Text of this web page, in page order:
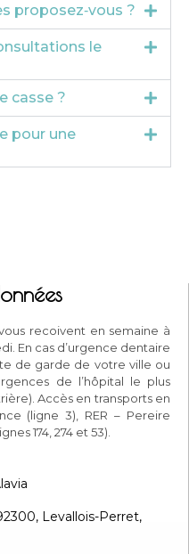
proposez‑vous ?
le
casse ?
pour une
recoivent en semaine à
En cas d’urgence dentaire
de garde de votre ville ou
de l’hôpital le plus
Accès en transports en
(ligne 3), RER – Pereire
174, 274 et 53).
Levallois-Perret,